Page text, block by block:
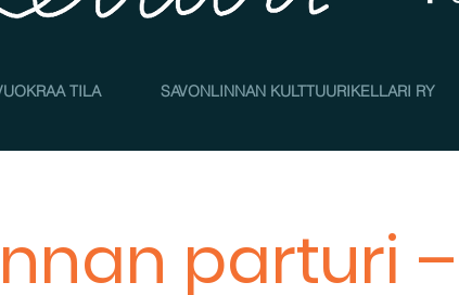
TILA SAVONLINNAN KULTTUURIKELLARI RY
parturi –